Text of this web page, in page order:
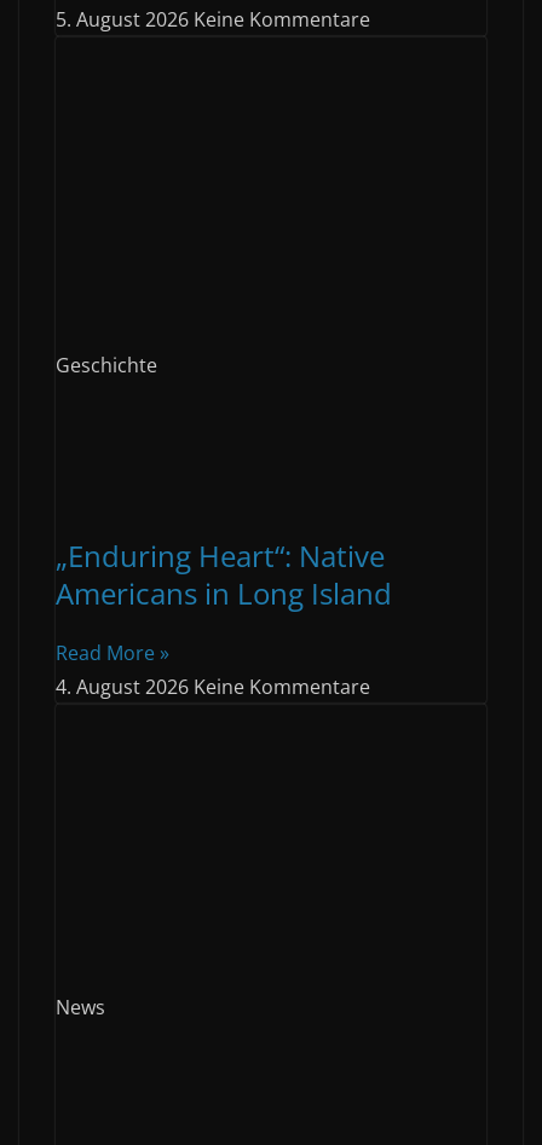
5. August 2026 Keine Kommentare
Geschichte
„Enduring Heart“: Native
Americans in Long Island
Read More »
4. August 2026 Keine Kommentare
News